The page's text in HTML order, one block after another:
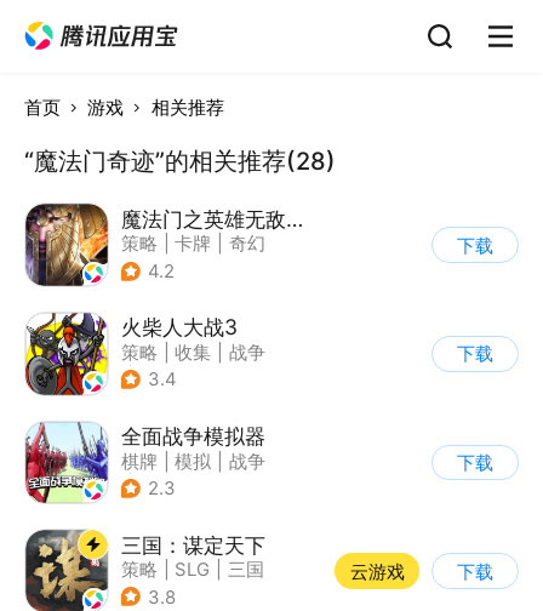
首页 游戏 相关推荐
“魔法门奇迹”的相关推荐(28)
魔法门之英雄无敌：王朝
策略 卡牌
奇幻
| 英雄无敌
4.2
下载
火柴人大战3
策略 收集
战争
| 火柴人
3.4
下载
全面战争模拟器
棋牌 模拟
战争
| 像素风
2.3
下载
三国：谋定天下
策略 SLG
三国
| 中国风
3.8
云游戏 下载